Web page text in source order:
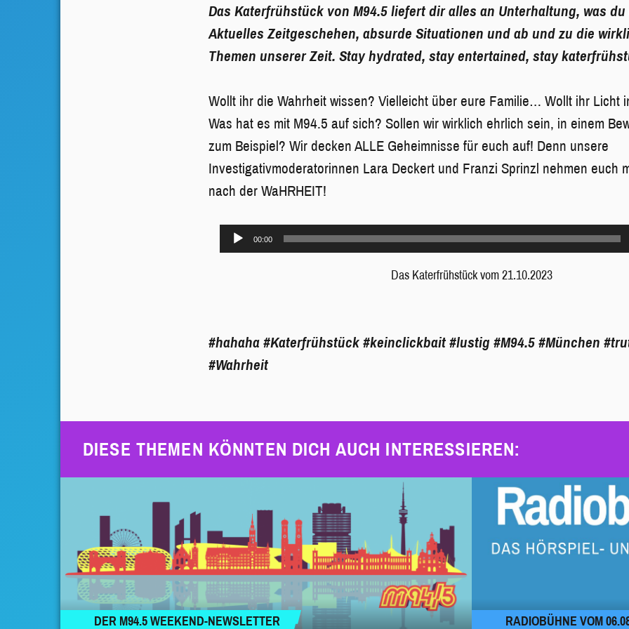
Das Katerfrühstück von M94.5 liefert dir alles an Unterhaltung, was
Aktuelles Zeitgeschehen, absurde Situationen und ab und zu die
Themen unserer Zeit. Stay hydrated, stay entertained, stay
Wollt ihr die Wahrheit wissen? Vielleicht über eure Familie… Wollt ihr Licht
Was hat es mit M94.5 auf sich? Sollen wir wirklich ehrlich sein, in einem
zum Beispiel? Wir decken ALLE Geheimnisse für euch auf! Denn unsere
Investigativmoderatorinnen Lara Deckert und Franzi Sprinzl nehmen euch
nach der WaHRHEIT!
Audio-
Player
00:00
Das Katerfrühstück vom 21.10.2023
#hahaha #Katerfrühstück #keinclickbait #lustig #M94.5 #München
#Wahrheit
DIESE THEMEN KÖNNTEN DICH AUCH INTERESSIEREN:
DER M94.5 WEEKEND-NEWSLETTER RADIOBÜHNE VOM